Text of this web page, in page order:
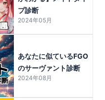
プ診断
2024年05月
あなたに似ているFGO
のサーヴァント診断
2024年08月